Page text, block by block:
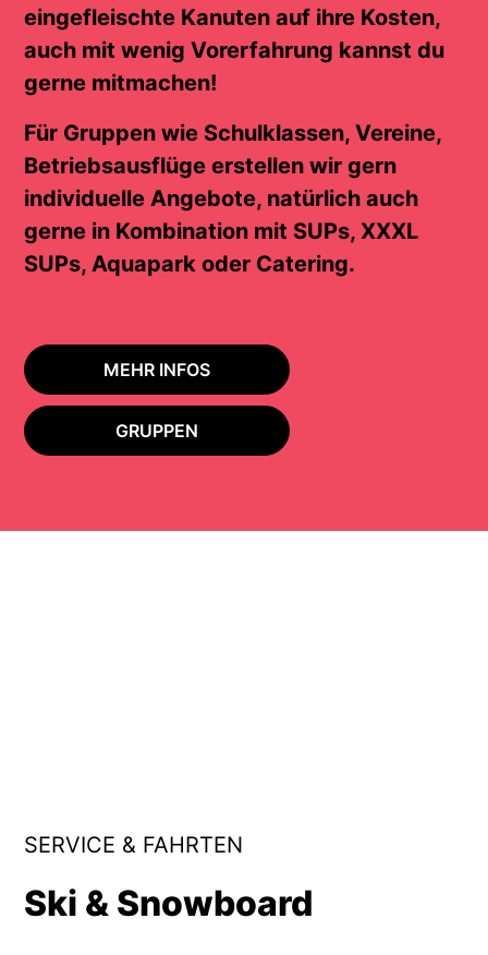
eingefleischte Kanuten auf ihre Kosten,
auch mit wenig Vorerfahrung kannst du
gerne mitmachen!
Für Gruppen wie Schulklassen, Vereine,
Betriebsausflüge erstellen wir gern
individuelle Angebote, natürlich auch
gerne in Kombination mit SUPs, XXXL
SUPs, Aquapark oder Catering.
MEHR INFOS
GRUPPEN
SERVICE & FAHRTEN
Ski & Snowboard